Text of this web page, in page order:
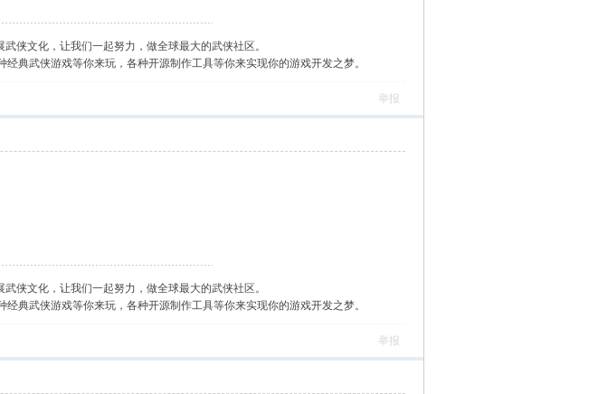
侠文化，让我们一起努力，做全球最大的武侠社区。
典武侠游戏等你来玩，各种开源制作工具等你来实现你的游戏开发之梦。
举报
侠文化，让我们一起努力，做全球最大的武侠社区。
典武侠游戏等你来玩，各种开源制作工具等你来实现你的游戏开发之梦。
举报